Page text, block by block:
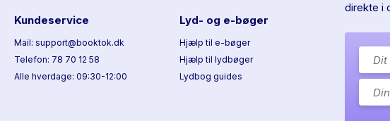
Kundeservice
Mail: support@booktok.dk
Telefon: 78 70 12 58
Alle hverdage: 09:30-12:00
Lyd- og e-bøger
Hjælp til e-bøger
Hjælp til lydbøger
Lydbog guides
direkte i